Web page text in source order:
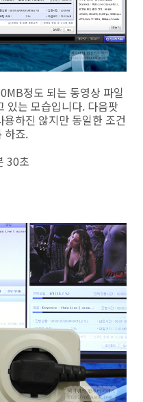
정도 되는 동영상 파일
있는 모습입니다. 다음팟
하진 않지만 동일한 조건
하죠.
30초